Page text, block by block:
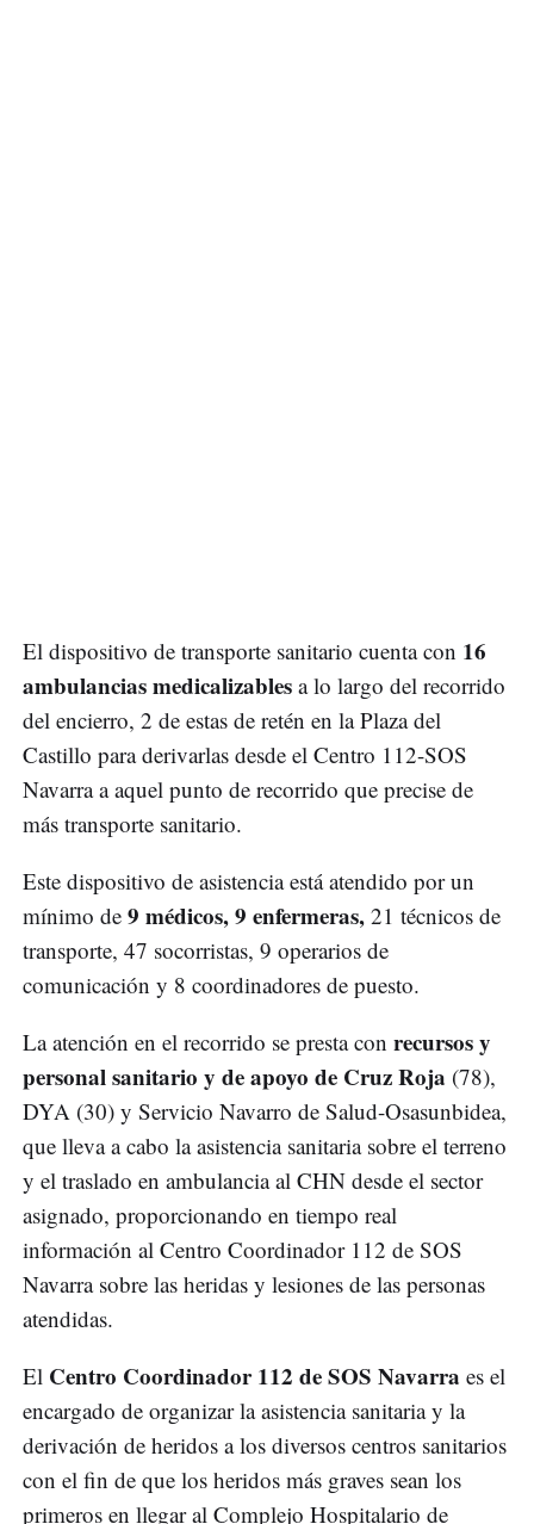
El dispositivo de transporte sanitario cuenta con 16
ambulancias medicalizables a lo largo del recorrido
del encierro, 2 de estas de retén en la Plaza del
Castillo para derivarlas desde el Centro 112-SOS
Navarra a aquel punto de recorrido que precise de
más transporte sanitario.
Este dispositivo de asistencia está atendido por un
mínimo de 9 médicos, 9 enfermeras, 21 técnicos de
transporte, 47 socorristas, 9 operarios de
comunicación y 8 coordinadores de puesto.
La atención en el recorrido se presta con recursos y
personal sanitario y de apoyo de Cruz Roja (78),
DYA (30) y Servicio Navarro de Salud-Osasunbidea,
que lleva a cabo la asistencia sanitaria sobre el terreno
y el traslado en ambulancia al CHN desde el sector
asignado, proporcionando en tiempo real
información al Centro Coordinador 112 de SOS
Navarra sobre las heridas y lesiones de las personas
atendidas.
El Centro Coordinador 112 de SOS Navarra es el
encargado de organizar la asistencia sanitaria y la
derivación de heridos a los diversos centros sanitarios
con el fin de que los heridos más graves sean los
primeros en llegar al Complejo Hospitalario de